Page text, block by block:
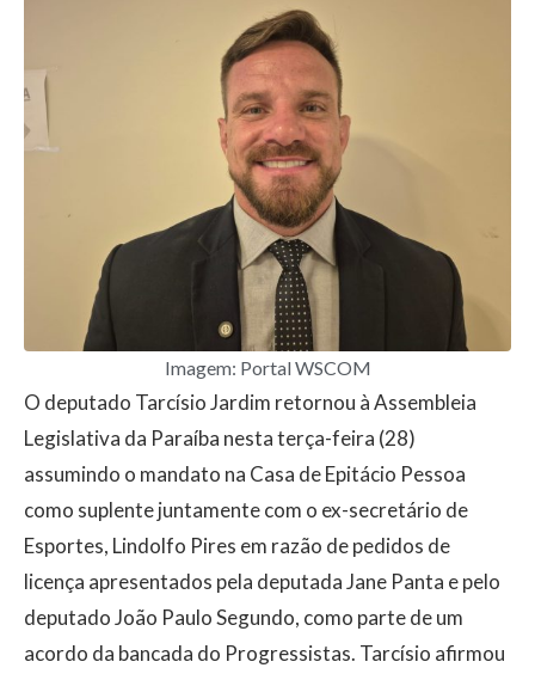
Imagem: Portal WSCOM
O deputado Tarcísio Jardim retornou àAssembleia
Legislativa da Paraíba nesta terça-feira (28)
assumindo o mandato na Casa de Epitácio Pessoa
como suplente juntamente com o ex-secretário de
Esportes, Lindolfo Pires em razão de pedidos de
licença apresentados pela deputada Jane Panta e pelo
deputado João Paulo Segundo, como parte de um
acordo da bancada do Progressistas. Tarcísio afirmou